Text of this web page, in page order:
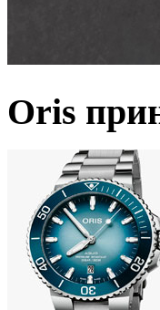
Oris